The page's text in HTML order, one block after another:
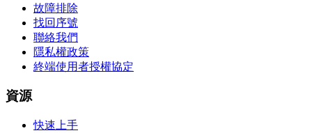
故障排除
找回序號
聯絡我們
隱私權政策
終端使用者授權協定
資源
快速上手